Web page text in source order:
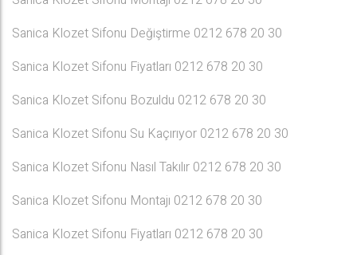
Sanica Klozet Sifonu Değiştirme 0212 678 20 30
Sanica Klozet Sifonu Fiyatları 0212 678 20 30
Sanica Klozet Sifonu Bozuldu 0212 678 20 30
Sanica Klozet Sifonu Su Kaçırıyor 0212 678 20 30
Sanica Klozet Sifonu Nasıl Takılır 0212 678 20 30
Sanica Klozet Sifonu Montajı 0212 678 20 30
Sanica Klozet Sifonu Fiyatları 0212 678 20 30